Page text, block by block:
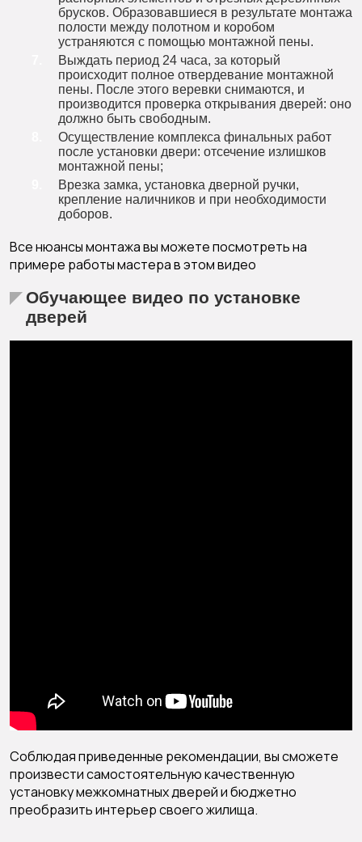
брусков. Образовавшиеся в результате монтажа
полости между полотном и коробом
устраняются с помощью монтажной пены.
Выждать период 24 часа, за который
происходит полное отвердевание монтажной
пены. После этого веревки снимаются, и
производится проверка открывания дверей: оно
должно быть свободным.
Осуществление комплекса финальных работ
после установки двери: отсечение излишков
монтажной пены;
Врезка замка, установка дверной ручки,
крепление наличников и при необходимости
доборов.
Все нюансы монтажа вы можете посмотреть на
примере работы мастера в этом видео
Обучающее видео по установке
дверей
Соблюдая приведенные рекомендации, вы сможете
произвести самостоятельную качественную
установку межкомнатных дверей и бюджетно
преобразить интерьер своего жилища.